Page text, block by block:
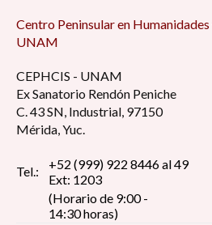
Centro Peninsular en Humanidades
UNAM
CEPHCIS - UNAM
Ex Sanatorio Rendón Peniche
C. 43 SN, Industrial, 97150
Mérida, Yuc.
Tel.:
+52 (999) 922 8446 al 49
Ext: 1203
(Horario de 9:00 -
14:30 horas)